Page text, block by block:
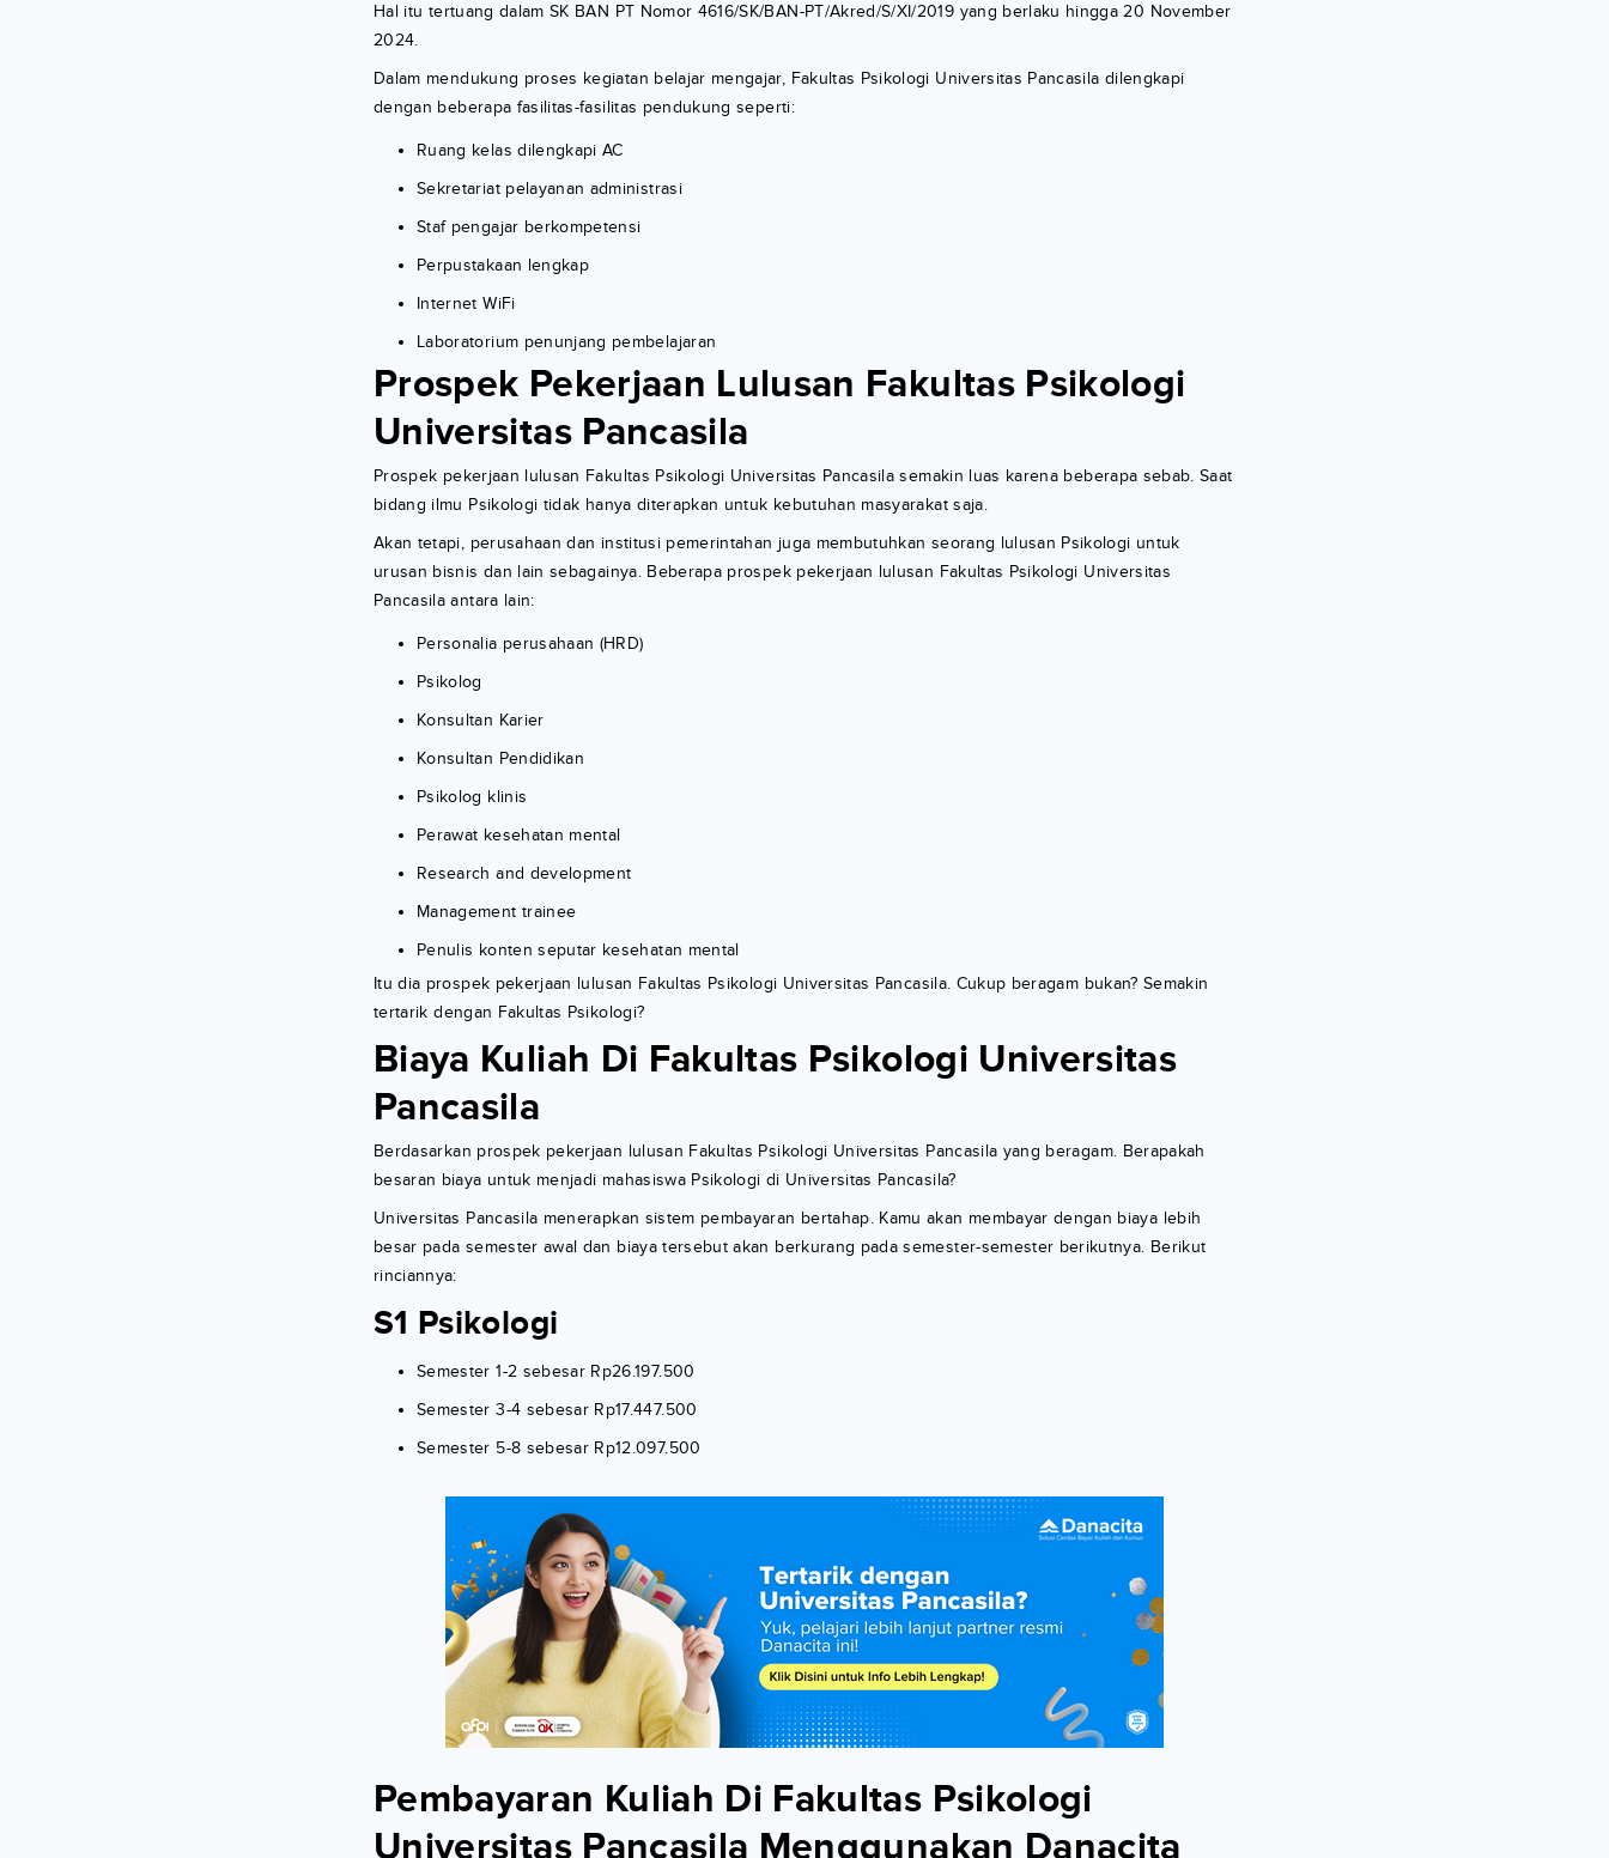
Hal itu tertuang dalam SK BAN PT Nomor 4616/SK/BAN-PT/Akred/S/XI/2019 yang berlaku hingga 20 November
2024.
Dalam mendukung proses kegiatan belajar mengajar, Fakultas Psikologi Universitas Pancasila dilengkapi
dengan beberapa fasilitas-fasilitas pendukung seperti:
Ruang kelas dilengkapi AC
Sekretariat pelayanan administrasi
Staf pengajar berkompetensi
Perpustakaan lengkap
Internet WiFi
Laboratorium penunjang pembelajaran
Prospek Pekerjaan Lulusan Fakultas Psikologi
Universitas Pancasila
Prospek pekerjaan lulusan Fakultas Psikologi Universitas Pancasila semakin luas karena beberapa sebab. Saat
bidang ilmu Psikologi tidak hanya diterapkan untuk kebutuhan masyarakat saja.
Akan tetapi, perusahaan dan institusi pemerintahan juga membutuhkan seorang lulusan Psikologi untuk
urusan bisnis dan lain sebagainya. Beberapa prospek pekerjaan lulusan Fakultas Psikologi Universitas
Pancasila antara lain:
Personalia perusahaan (HRD)
Psikolog
Konsultan Karier
Konsultan Pendidikan
Psikolog klinis
Perawat kesehatan mental
Research and development
Management trainee
Penulis konten seputar kesehatan mental
Itu dia prospek pekerjaan lulusan Fakultas Psikologi Universitas Pancasila. Cukup beragam bukan? Semakin
tertarik dengan Fakultas Psikologi?
Biaya Kuliah Di Fakultas Psikologi Universitas
Pancasila
Berdasarkan prospek pekerjaan lulusan Fakultas Psikologi Universitas Pancasila yang beragam. Berapakah
besaran biaya untuk menjadi mahasiswa Psikologi di Universitas Pancasila?
Universitas Pancasila menerapkan sistem pembayaran bertahap. Kamu akan membayar dengan biaya lebih
besar pada semester awal dan biaya tersebut akan berkurang pada semester-semester berikutnya. Berikut
rinciannya:
S1 Psikologi
Semester 1-2 sebesar Rp26.197.500
Semester 3-4 sebesar Rp17.447.500
Semester 5-8 sebesar Rp12.097.500
Pembayaran Kuliah Di Fakultas Psikologi
Universitas Pancasila Menggunakan Danacita